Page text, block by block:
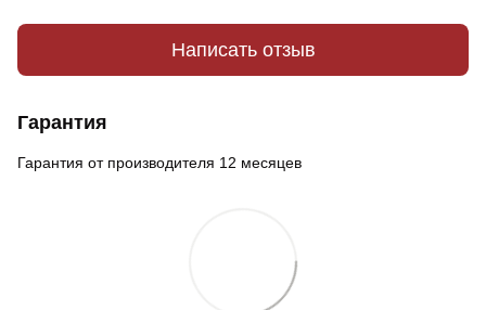
Написать отзыв
Гарантия
Гарантия от производителя 12 месяцев